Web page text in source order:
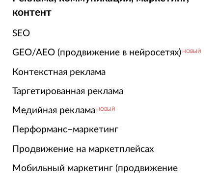
контент
SEO
GEO/AEO (продвижение в нейросетях) НОВЫЙ
Контекстная реклама
Таргетированная реклама
Медийная реклама НОВЫЙ
Перформанс–маркетинг
Продвижение на маркетплейсах
Мобильный маркетинг (продвижение